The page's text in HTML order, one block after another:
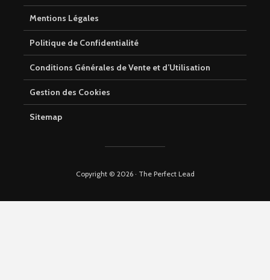
Mentions Légales
Politique de Confidentialité
Conditions Générales de Vente et d’Utilisation
Gestion des Cookies
Sitemap
Copyright © 2026 · The Perfect Lead